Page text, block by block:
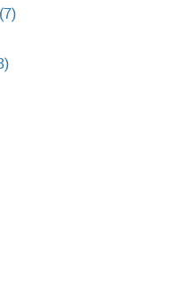
7producten
producten